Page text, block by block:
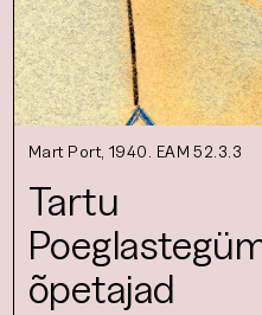
Mart Port, 1940. EAM 52.3.3
Tartu
õpetajad